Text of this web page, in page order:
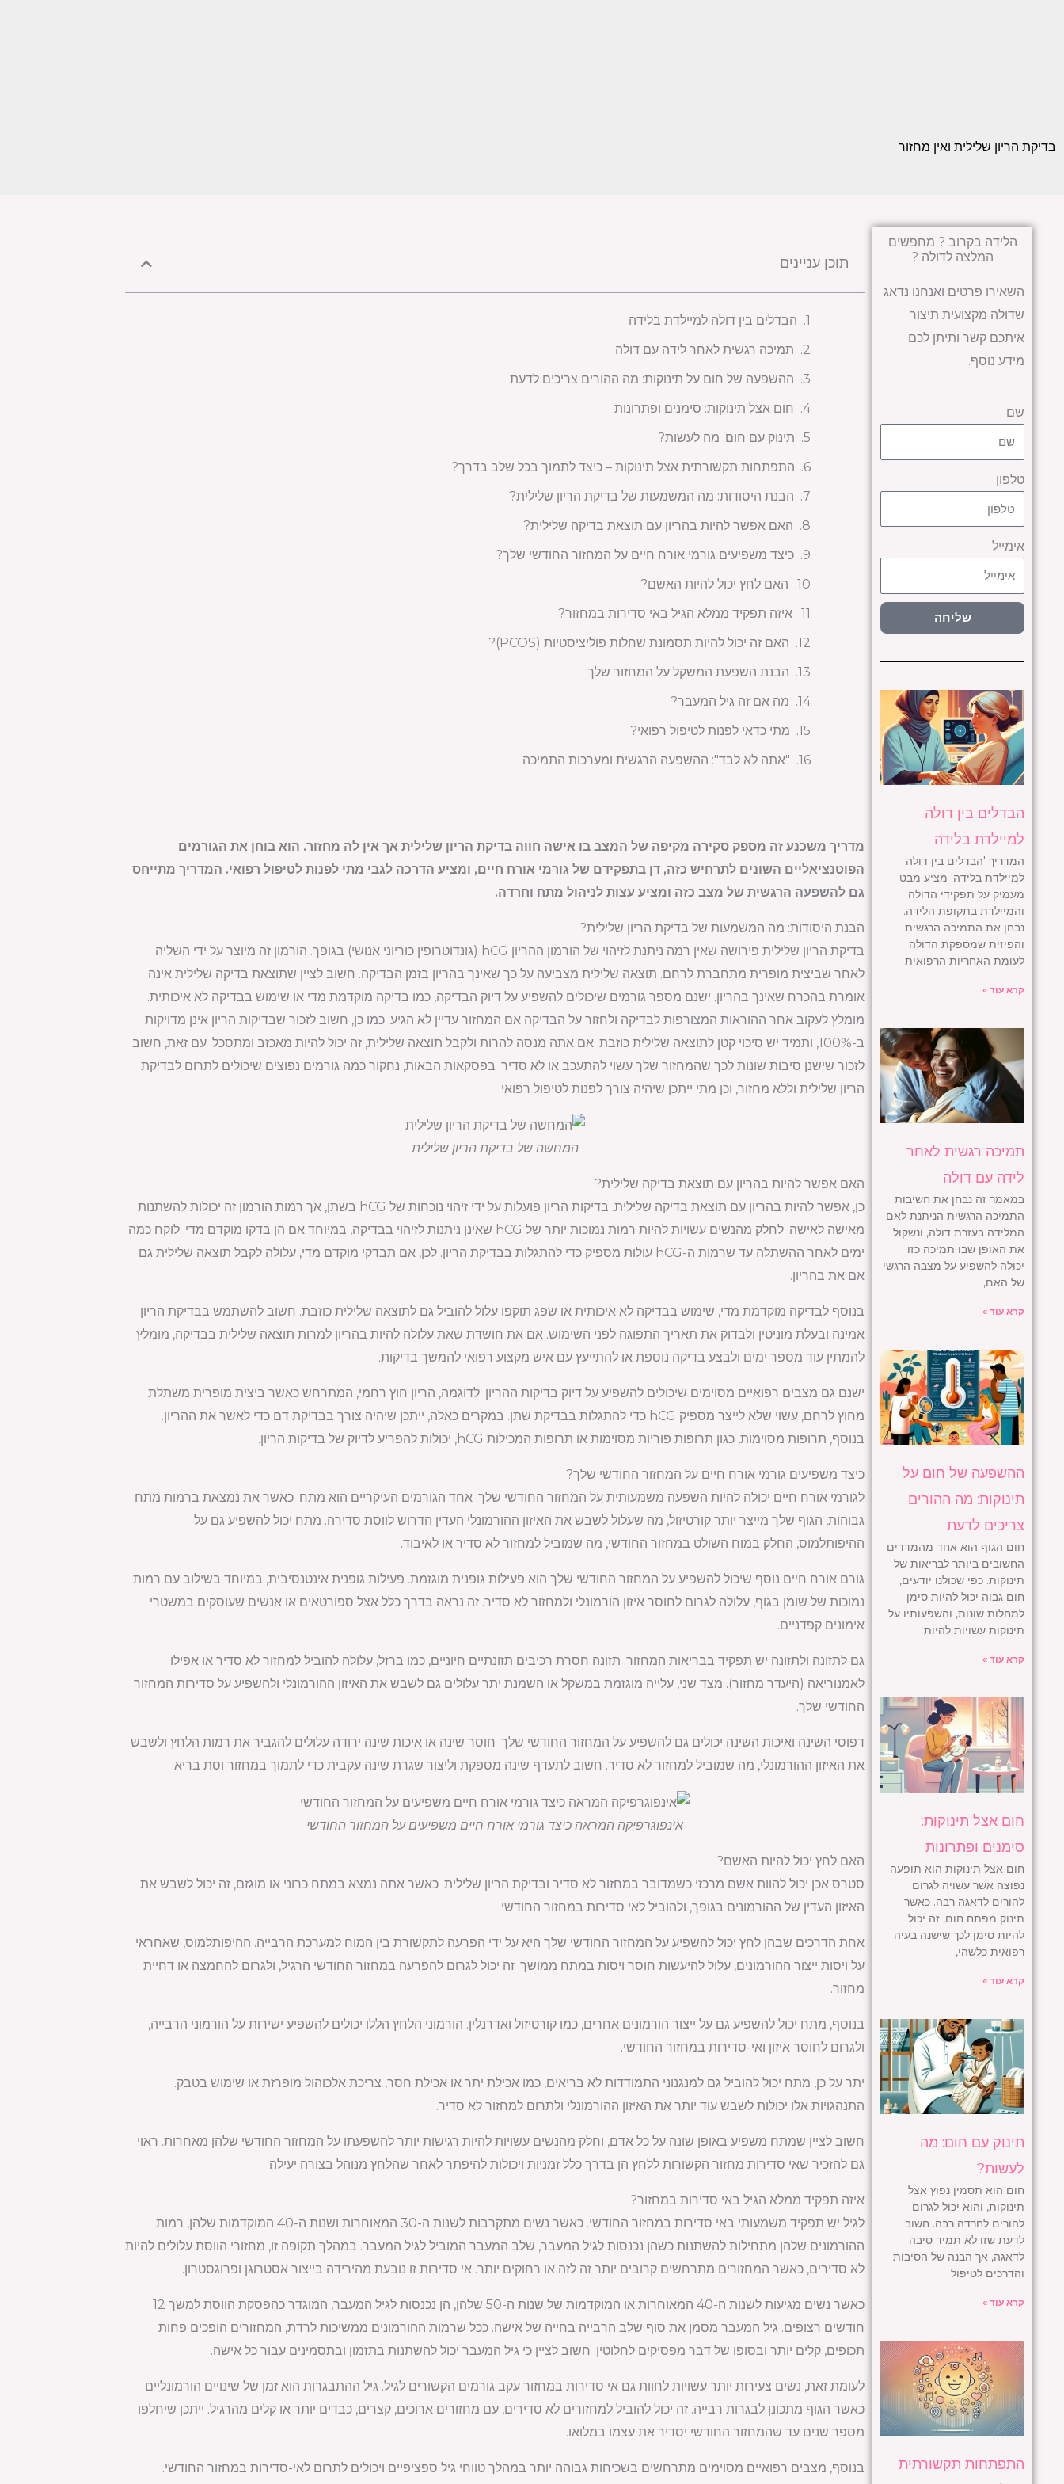
בדיקת הריון שלילית ואין מחזור
הלידה בקרוב ? מחפשים
המלצה לדולה ?
השאירו פרטים ואנחנו נדאג
שדולה מקצועית תיצור
איתכם קשר ותיתן לכם
מידע נוסף.
שם
טלפון
אימייל
שליחה
הבדלים בין דולה
למיילדת בלידה
המדריך 'הבדלים בין דולה
למיילדת בלידה' מציע מבט
מעמיק על תפקידי הדולה
והמיילדת בתקופת הלידה.
נבחן את התמיכה הרגשית
והפיזית שמספקת הדולה
לעומת האחריות הרפואית
קרא עוד »
תמיכה רגשית לאחר
לידה עם דולה
במאמר זה נבחן את חשיבות
התמיכה הרגשית הניתנת לאם
המלידה בעזרת דולה, ונשקול
את האופן שבו תמיכה כזו
יכולה להשפיע על מצבה הרגשי
של האם,
קרא עוד »
ההשפעה של חום על
תינוקות: מה ההורים
צריכים לדעת
חום הגוף הוא אחד מהמדדים
החשובים ביותר לבריאות של
תינוקות. כפי שכולנו יודעים,
חום גבוה יכול להיות סימן
למחלות שונות, והשפעותיו על
תינוקות עשויות להיות
קרא עוד »
חום אצל תינוקות:
סימנים ופתרונות
חום אצל תינוקות הוא תופעה
נפוצה אשר עשויה לגרום
להורים לדאגה רבה. כאשר
תינוק מפתח חום, זה יכול
להיות סימן לכך שישנה בעיה
רפואית כלשהי,
קרא עוד »
תינוק עם חום: מה
לעשות?
חום הוא תסמין נפוץ אצל
תינוקות, והוא יכול לגרום
להורים לחרדה רבה. חשוב
לדעת שזו לא תמיד סיבה
לדאגה, אך הבנה של הסיבות
והדרכים לטיפול
קרא עוד »
התפתחות תקשורתית
תוכן עניינים
הבדלים בין דולה למיילדת בלידה
תמיכה רגשית לאחר לידה עם דולה
ההשפעה של חום על תינוקות: מה ההורים צריכים לדעת
חום אצל תינוקות: סימנים ופתרונות
תינוק עם חום: מה לעשות?
התפתחות תקשורתית אצל תינוקות – כיצד לתמוך בכל שלב בדרך?
הבנת היסודות: מה המשמעות של בדיקת הריון שלילית?
האם אפשר להיות בהריון עם תוצאת בדיקה שלילית?
כיצד משפיעים גורמי אורח חיים על המחזור החודשי שלך?
האם לחץ יכול להיות האשם?
איזה תפקיד ממלא הגיל באי סדירות במחזור?
האם זה יכול להיות תסמונת שחלות פוליציסטיות (PCOS)?
הבנת השפעת המשקל על המחזור שלך
מה אם זה גיל המעבר?
מתי כדאי לפנות לטיפול רפואי?
"אתה לא לבד": ההשפעה הרגשית ומערכות התמיכה
מדריך משכנע זה מספק סקירה מקיפה של המצב בו אישה חווה בדיקת הריון שלילית אך אין לה מחזור. הוא בוחן את הגורמים
הפוטנציאליים השונים לתרחיש כזה, דן בתפקידם של גורמי אורח חיים, ומציע הדרכה לגבי מתי לפנות לטיפול רפואי. המדריך מתייחס
גם להשפעה הרגשית של מצב כזה ומציע עצות לניהול מתח וחרדה.
הבנת היסודות: מה המשמעות של בדיקת הריון שלילית?
בדיקת הריון שלילית פירושה שאין רמה ניתנת לזיהוי של הורמון ההריון hCG (גונדוטרופין כוריוני אנושי) בגופך. הורמון זה מיוצר על ידי השליה
לאחר שביצית מופרית מתחברת לרחם. תוצאה שלילית מצביעה על כך שאינך בהריון בזמן הבדיקה. חשוב לציין שתוצאת בדיקה שלילית אינה
אומרת בהכרח שאינך בהריון. ישנם מספר גורמים שיכולים להשפיע על דיוק הבדיקה, כמו בדיקה מוקדמת מדי או שימוש בבדיקה לא איכותית.
מומלץ לעקוב אחר ההוראות המצורפות לבדיקה ולחזור על הבדיקה אם המחזור עדיין לא הגיע. כמו כן, חשוב לזכור שבדיקות הריון אינן מדויקות
ב-100%, ותמיד יש סיכוי קטן לתוצאה שלילית כוזבת. אם אתה מנסה להרות ולקבל תוצאה שלילית, זה יכול להיות מאכזב ומתסכל. עם זאת, חשוב
לזכור שישנן סיבות שונות לכך שהמחזור שלך עשוי להתעכב או לא סדיר. בפסקאות הבאות, נחקור כמה גורמים נפוצים שיכולים לתרום לבדיקת
הריון שלילית וללא מחזור, וכן מתי ייתכן שיהיה צורך לפנות לטיפול רפואי.
המחשה של בדיקת הריון שלילית
האם אפשר להיות בהריון עם תוצאת בדיקה שלילית?
כן, אפשר להיות בהריון עם תוצאת בדיקה שלילית. בדיקות הריון פועלות על ידי זיהוי נוכחות של hCG בשתן, אך רמות הורמון זה יכולות להשתנות
מאישה לאישה. לחלק מהנשים עשויות להיות רמות נמוכות יותר של hCG שאינן ניתנות לזיהוי בבדיקה, במיוחד אם הן בדקו מוקדם מדי. לוקח כמה
ימים לאחר ההשתלה עד שרמות ה-hCG עולות מספיק כדי להתגלות בבדיקת הריון. לכן, אם תבדקי מוקדם מדי, עלולה לקבל תוצאה שלילית גם
אם את בהריון.
בנוסף לבדיקה מוקדמת מדי, שימוש בבדיקה לא איכותית או שפג תוקפו עלול להוביל גם לתוצאה שלילית כוזבת. חשוב להשתמש בבדיקת הריון
אמינה ובעלת מוניטין ולבדוק את תאריך התפוגה לפני השימוש. אם את חושדת שאת עלולה להיות בהריון למרות תוצאה שלילית בבדיקה, מומלץ
להמתין עוד מספר ימים ולבצע בדיקה נוספת או להתייעץ עם איש מקצוע רפואי להמשך בדיקות.
ישנם גם מצבים רפואיים מסוימים שיכולים להשפיע על דיוק בדיקות ההריון. לדוגמה, הריון חוץ רחמי, המתרחש כאשר ביצית מופרית משתלת
מחוץ לרחם, עשוי שלא לייצר מספיק hCG כדי להתגלות בבדיקת שתן. במקרים כאלה, ייתכן שיהיה צורך בבדיקת דם כדי לאשר את ההריון.
בנוסף, תרופות מסוימות, כגון תרופות פוריות מסוימות או תרופות המכילות hCG, יכולות להפריע לדיוק של בדיקות הריון.
כיצד משפיעים גורמי אורח חיים על המחזור החודשי שלך?
לגורמי אורח חיים יכולה להיות השפעה משמעותית על המחזור החודשי שלך. אחד הגורמים העיקריים הוא מתח. כאשר את נמצאת ברמות מתח
גבוהות, הגוף שלך מייצר יותר קורטיזול, מה שעלול לשבש את האיזון ההורמונלי העדין הדרוש לווסת סדירה. מתח יכול להשפיע גם על
ההיפותלמוס, החלק במוח השולט במחזור החודשי, מה שמוביל למחזור לא סדיר או לאיבוד.
גורם אורח חיים נוסף שיכול להשפיע על המחזור החודשי שלך הוא פעילות גופנית מוגזמת. פעילות גופנית אינטנסיבית, במיוחד בשילוב עם רמות
נמוכות של שומן בגוף, עלולה לגרום לחוסר איזון הורמונלי ולמחזור לא סדיר. זה נראה בדרך כלל אצל ספורטאים או אנשים שעוסקים במשטרי
אימונים קפדניים.
גם לתזונה ולתזונה יש תפקיד בבריאות המחזור. תזונה חסרת רכיבים תזונתיים חיוניים, כמו ברזל, עלולה להוביל למחזור לא סדיר או אפילו
לאמנוריאה (היעדר מחזור). מצד שני, עלייה מוגזמת במשקל או השמנת יתר עלולים גם לשבש את האיזון ההורמונלי ולהשפיע על סדירות המחזור
החודשי שלך.
דפוסי השינה ואיכות השינה יכולים גם להשפיע על המחזור החודשי שלך. חוסר שינה או איכות שינה ירודה עלולים להגביר את רמות הלחץ ולשבש
את האיזון ההורמונלי, מה שמוביל למחזור לא סדיר. חשוב לתעדף שינה מספקת וליצור שגרת שינה עקבית כדי לתמוך במחזור וסת בריא.
אינפוגרפיקה המראה כיצד גורמי אורח חיים משפיעים על המחזור החודשי
האם לחץ יכול להיות האשם?
סטרס אכן יכול להוות אשם מרכזי כשמדובר במחזור לא סדיר ובדיקת הריון שלילית. כאשר אתה נמצא במתח כרוני או מוגזם, זה יכול לשבש את
האיזון העדין של ההורמונים בגופך, ולהוביל לאי סדירות במחזור החודשי.
אחת הדרכים שבהן לחץ יכול להשפיע על המחזור החודשי שלך היא על ידי הפרעה לתקשורת בין המוח למערכת הרבייה. ההיפותלמוס, שאחראי
על ויסות ייצור ההורמונים, עלול להיעשות חוסר ויסות במתח ממושך. זה יכול לגרום להפרעה במחזור החודשי הרגיל, ולגרום להחמצה או דחיית
מחזור.
בנוסף, מתח יכול להשפיע גם על ייצור הורמונים אחרים, כמו קורטיזול ואדרנלין. הורמוני הלחץ הללו יכולים להשפיע ישירות על הורמוני הרבייה,
ולגרום לחוסר איזון ואי-סדירות במחזור החודשי.
יתר על כן, מתח יכול להוביל גם למנגנוני התמודדות לא בריאים, כמו אכילת יתר או אכילת חסר, צריכת אלכוהול מופרזת או שימוש בטבק.
התנהגויות אלו יכולות לשבש עוד יותר את האיזון ההורמונלי ולתרום למחזור לא סדיר.
חשוב לציין שמתח משפיע באופן שונה על כל אדם, וחלק מהנשים עשויות להיות רגישות יותר להשפעתו על המחזור החודשי שלהן מאחרות. ראוי
גם להזכיר שאי סדירות מחזור הקשורות ללחץ הן בדרך כלל זמניות ויכולות להיפתר לאחר שהלחץ מנוהל בצורה יעילה.
איזה תפקיד ממלא הגיל באי סדירות במחזור?
לגיל יש תפקיד משמעותי באי סדירות במחזור החודשי. כאשר נשים מתקרבות לשנות ה-30 המאוחרות ושנות ה-40 המוקדמות שלהן, רמות
ההורמונים שלהן מתחילות להשתנות כשהן נכנסות לגיל המעבר, שלב המעבר המוביל לגיל המעבר. במהלך תקופה זו, מחזורי הווסת עלולים להיות
לא סדירים, כאשר המחזורים מתרחשים קרובים יותר זה לזה או רחוקים יותר. אי סדירות זו נובעת מהירידה בייצור אסטרוגן ופרוגסטרון.
כאשר נשים מגיעות לשנות ה-40 המאוחרות או המוקדמות של שנות ה-50 שלהן, הן נכנסות לגיל המעבר, המוגדר כהפסקת הווסת למשך 12
חודשים רצופים. גיל המעבר מסמן את סוף שלב הרבייה בחייה של אישה. ככל שרמות ההורמונים ממשיכות לרדת, המחזורים הופכים פחות
תכופים, קלים יותר ובסופו של דבר מפסיקים לחלוטין. חשוב לציין כי גיל המעבר יכול להשתנות בתזמון ובתסמינים עבור כל אישה.
לעומת זאת, נשים צעירות יותר עשויות לחוות גם אי סדירות במחזור עקב גורמים הקשורים לגיל. גיל ההתבגרות הוא זמן של שינויים הורמונליים
כאשר הגוף מתכונן לבגרות רבייה. זה יכול להוביל למחזורים לא סדירים, עם מחזורים ארוכים, קצרים, כבדים יותר או קלים מהרגיל. ייתכן שיחלפו
מספר שנים עד שהמחזור החודשי יסדיר את עצמו במלואו.
בנוסף, מצבים רפואיים מסוימים מתרחשים בשכיחות גבוהה יותר במהלך טווחי גיל ספציפיים ויכולים לתרום לאי-סדירות במחזור החודשי.